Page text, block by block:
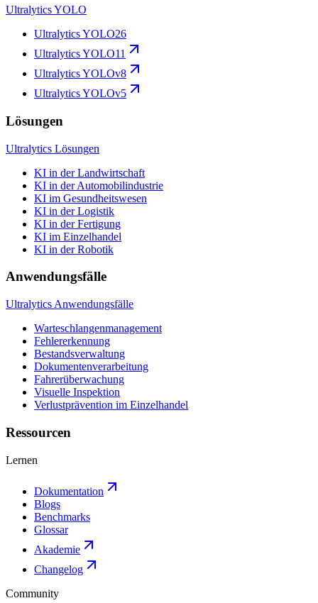
Ultralytics YOLO
Ultralytics YOLO26
Ultralytics YOLO11
Ultralytics YOLOv8
Ultralytics YOLOv5
Lösungen
Ultralytics Lösungen
KI in der Landwirtschaft
KI in der Automobilindustrie
KI im Gesundheitswesen
KI in der Logistik
KI in der Fertigung
KI im Einzelhandel
KI in der Robotik
Anwendungsfälle
Ultralytics Anwendungsfälle
Warteschlangenmanagement
Fehlererkennung
Bestandsverwaltung
Dokumentenverarbeitung
Fahrerüberwachung
Visuelle Inspektion
Verlustprävention im Einzelhandel
Ressourcen
Lernen
Dokumentation
Blogs
Benchmarks
Glossar
Akademie
Changelog
Community